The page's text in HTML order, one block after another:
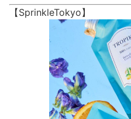
【SprinkleTokyo】